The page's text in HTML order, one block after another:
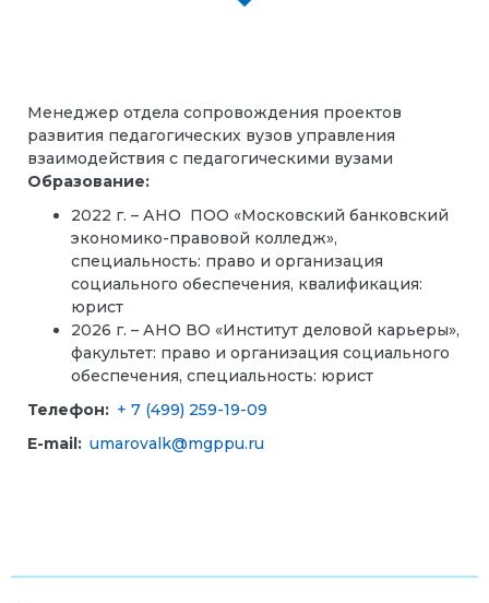
Менеджер отдела сопровождения проектов
развития педагогических вузов управления
взаимодействия с педагогическими вузами
Образование:
2022 г. – АНО ПОО «Московский банковский
экономико-правовой колледж»,
специальность: право и организация
социального обеспечения, квалификация:
юрист
2026 г. – АНО ВО «Институт деловой карьеры»,
факультет: право и организация социального
обеспечения, специальность: юрист
Телефон: + 7 (499) 259-19-09
E-mail: umarovalk@mgppu.ru